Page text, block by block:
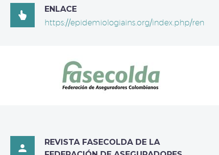

ENLACE
https://epidemiologiains.org/index.php/ren

REVISTA FASECOLDA DE LA